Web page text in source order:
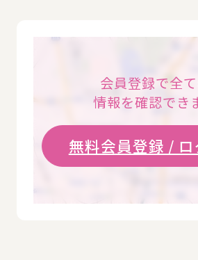
会員登録で全
情報を確認でき
無料会員登録 / ロ